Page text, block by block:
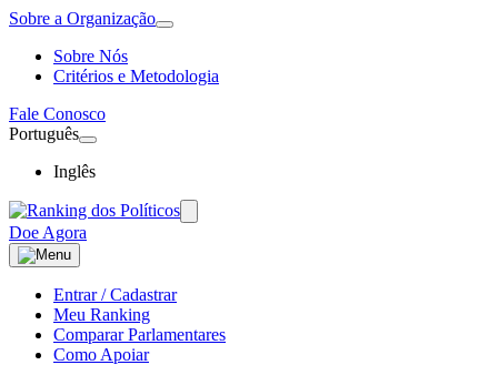
Sobre a Organização
Sobre Nós
Critérios e Metodologia
Fale Conosco
Português
Inglês
Doe Agora
Entrar / Cadastrar
Meu Ranking
Comparar Parlamentares
Como Apoiar